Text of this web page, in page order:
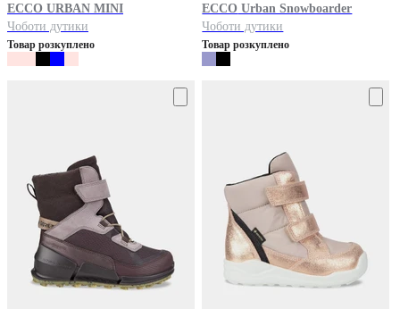
ECCO URBAN MINI
Чоботи дутики
Товар розкуплено
ECCO Urban Snowboarder
Чоботи дутики
Товар розкуплено